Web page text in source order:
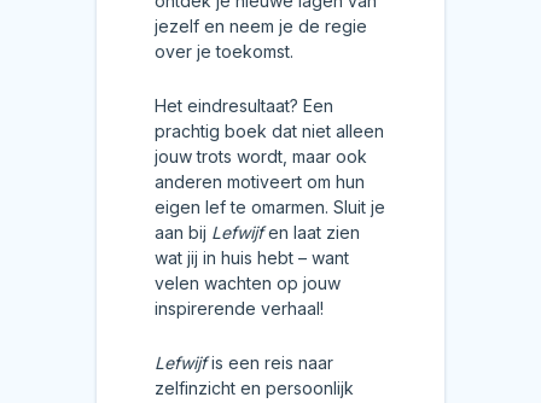
jezelf en neem je de regie
over je toekomst.
Het eindresultaat? Een
prachtig boek dat niet alleen
jouw trots wordt, maar ook
anderen motiveert om hun
eigen lef te omarmen. Sluit je
aan bij Lefwijfen laat zien
wat jij in huis hebt – want
velen wachten op jouw
inspirerende verhaal!
Lefwijfis een reis naar
zelfinzicht en persoonlijk